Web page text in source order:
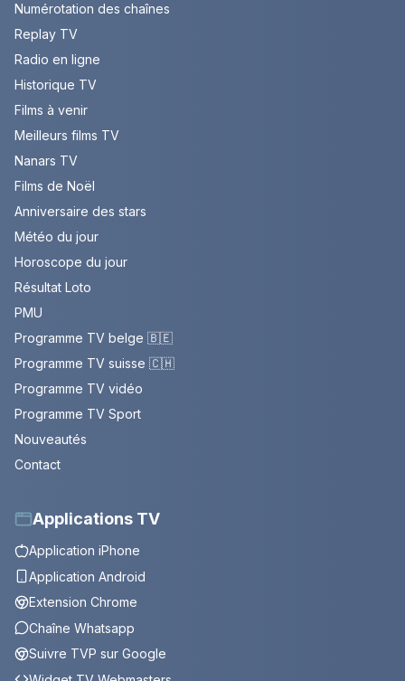
Numérotation des chaînes
Replay TV
Radio en ligne
Historique TV
Films à venir
Meilleurs films TV
Nanars TV
Films de Noël
Anniversaire des stars
Météo du jour
Horoscope du jour
Résultat Loto
PMU
Programme TV belge 🇧🇪
Programme TV suisse 🇨🇭
Programme TV vidéo
Programme TV Sport
Nouveautés
Contact
Applications TV
Application iPhone
Application Android
Extension Chrome
Chaîne Whatsapp
Suivre TVP sur Google